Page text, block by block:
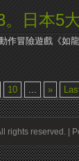
。日本5
作冒險遊戲《如
10 ... »
rights reserved. |